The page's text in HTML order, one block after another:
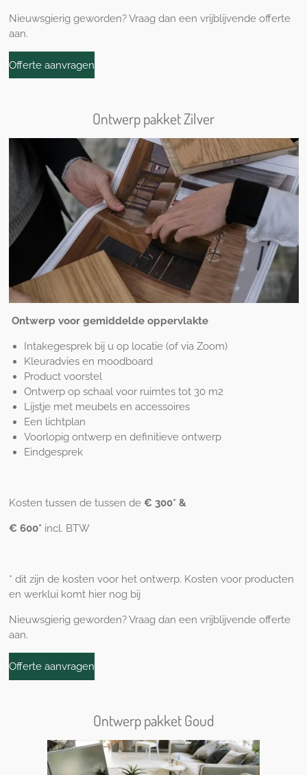
Nieuwsgierig geworden? Vraag dan een vrijblijvende offerte
aan.
Offerte aanvragen
Ontwerp pakket Zilver
Ontwerp voor gemiddelde oppervlakte
Intakegesprek bij u op locatie (of via Zoom)
Kleuradvies en moodboard
Product voorstel
Ontwerp op schaal voor ruimtes tot 30 m2
Lijstje met meubels en accessoires
Een lichtplan
Voorlopig ontwerp en definitieve ontwerp
Eindgesprek
Kosten tussen de tussen de € 300* &
€ 600* incl. BTW
* dit zijn de kosten voor het ontwerp. Kosten voor producten
en werklui komt hier nog bij
Nieuwsgierig geworden? Vraag dan een vrijblijvende offerte
aan.
Offerte aanvragen
Ontwerp pakket Goud